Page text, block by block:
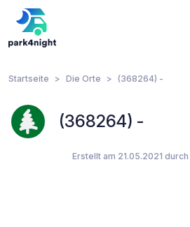
Startseite Die Orte (368264) -
(368264) -
Erstellt am 21.05.2021 durch